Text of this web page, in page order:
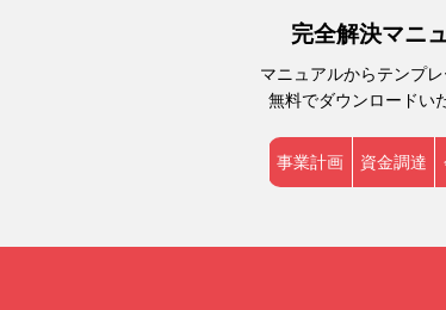
完全解決マニ
マニュアルからテンプレ
無料でダウンロードい
事業計画 資金調達